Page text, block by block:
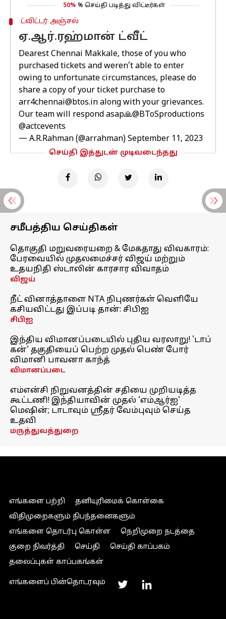
50% % செய்தி படித்து விட்டீர்கள்
ட்விட்டர் அஞ்சல்
ஏ.ஆர்.ரஹ்மான் ட்வீட்
Dearest Chennai Makkale, those of you who
purchased tickets and weren’t able to enter
owing to unfortunate circumstances, please do
share a copy of your ticket purchase to
arr4chennai@btos.in along with your grievances.
Our team will respond asap🙏@BToSproductions
@actcevents
— A.R.Rahman (@arrahman) September 11, 2023
செய்தி இத்துடன் முடிவடைந்தது
சமீபத்திய செய்திகள்
தொகுதி மறுவரையறை & மேகதாது விவகாரம்:
பேரவையில் முதலமைச்சர் விஜய் மற்றும்
உதயநிதி ஸ்டாலின் காரசார விவாதம்
விஜய்
நீட் வினாத்தாளை NTA நிபுணர்கள் வெளியே
கசியவிட்டது இப்படி தான்: சிபிஐ
சிபிஐ
இந்திய விமானப்படையில் புதிய வரலாறு! 'டாப்
கன்' தகுதியைப் பெற்ற முதல் பெண் போர்
விமானி பாவனா காந்த்
விமானப்படை
எம்என்சி நிறுவனத்தின் சதியை முறியடித்த
கூட்டணி! இந்தியாவின் முதல் 'எம்ஆர்ஐ'
மெஷின்; டாடாவும் ஸ்ரீதர் வேம்புவும் செய்த
உதவி
மருத்துவத்துறை
எங்களை பற்றி
தனியுரிமைக் கொள்கை
விதிமுறைகளும் நிபந்தனைகளும்
எங்களை தொடர்பு கொள்ள
நெறிமுறை நடத்தை
குறை நிவர்த்தி
செய்தி
செய்தி காப்பகம்
தலைப்புகள் காப்பகங்கள்
எங்களைப் பின்தொடரவும்